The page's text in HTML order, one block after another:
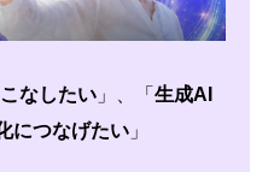
なしたい 」、「 生成AI
につなげたい 」